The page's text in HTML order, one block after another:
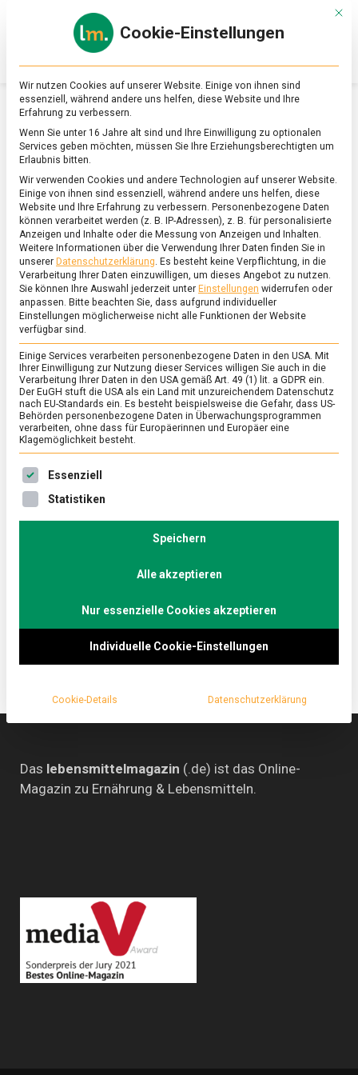
Online-
Magazin
zu
&
Ernährung
SCHLAGWORT:GRASKARPFEN
FEATURED/WISSEN
Gekommen um zu bleiben: Invasive
Tierarten
20. August 2021
bleiben:
Immer wieder liest man von eingeschleppten Tier-
und Pflanzenarten, welche die hiesige Flora und
Fauna bedrohen, Neozoen, ein wunderschönes
mit einigen Expertinnen und Experten unterhalten,
dem Kochlöffel anrückt.
Das lebensmittelmagazin (.de) ist das Online-
Magazin zu Ernährung & Lebensmitteln.
Mit
Cookie-Einstellungen
Wir nutzen Cookies auf unserer Website. Einige von ihnen sind
essenziell, während andere uns helfen, diese Website und Ihre
Erfahrung zu verbessern.
Wenn Sie unter 16 Jahre alt sind und Ihre Einwilligung zu optionalen
Services geben möchten, müssen Sie Ihre Erziehungsberechtigten um
Erlaubnis bitten.
Wir verwenden Cookies und andere Technologien auf unserer Website.
Einige von ihnen sind essenziell, während andere uns helfen, diese
Website und Ihre Erfahrung zu verbessern. Personenbezogene Daten
können verarbeitet werden (z. B. IP-Adressen), z. B. für personalisierte
Anzeigen und Inhalte oder die Messung von Anzeigen und Inhalten.
Weitere Informationen über die Verwendung Ihrer Daten finden Sie in
unserer Datenschutzerklärung. Es besteht keine Verpflichtung, in die
Verarbeitung Ihrer Daten einzuwilligen, um dieses Angebot zu nutzen.
Sie können Ihre Auswahl jederzeit unter Einstellungen widerrufen oder
anpassen. Bitte beachten Sie, dass aufgrund individueller
Einstellungen möglicherweise nicht alle Funktionen der Website
verfügbar sind.
Einige Services verarbeiten personenbezogene Daten in den USA. Mit
Ihrer Einwilligung zur Nutzung dieser Services willigen Sie auch in die
Verarbeitung Ihrer Daten in den USA gemäß Art. 49 (1) lit. a GDPR ein.
Der EuGH stuft die USA als ein Land mit unzureichendem Datenschutz
nach EU-Standards ein. Es besteht beispielsweise die Gefahr, dass US-
Behörden personenbezogene Daten in Überwachungsprogrammen
verarbeiten, ohne dass für Europäerinnen und Europäer eine
Klagemöglichkeit besteht.
Es folgt eine Liste der Service-Gruppen, für die eine
Essenziell
Statistiken
Speichern
Alle akzeptieren
Nur essenzielle Cookies akzeptieren
Individuelle Cookie-Einstellungen
Cookie-Details Datenschutzerklärung